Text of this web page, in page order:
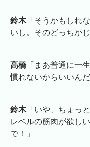
鈴木「そうかもしれ
いし。そのどっちか
高橋「まあ普通に一
慣れないからいいん
鈴木「いや、ちょっ
レベルの筋肉が欲し
で！」